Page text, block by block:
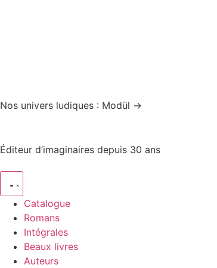
Nos univers ludiques : Modül →
Éditeur d’imaginaires depuis 30 ans
Catalogue
Romans
Intégrales
Beaux livres
Auteurs